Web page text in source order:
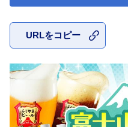
URLをコピー